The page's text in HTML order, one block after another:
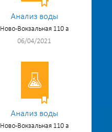
Анализ воды
Ново-Вокзальная 110 а
06/04/2021
Анализ воды
Ново-Вокзальная 110 а